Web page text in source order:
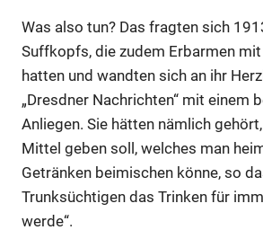
Anzeige
Anzeige
Was also tun? Das fragten sich
Suffkopfs, die zudem Erbarmen
hatten und wandten sich an ihr
„Dresdner Nachrichten“ mit einem
Anliegen. Sie hätten nämlich
Mittel geben soll, welches man
Getränken beimischen könne, so
Trunksüchtigen das Trinken für
werde“.